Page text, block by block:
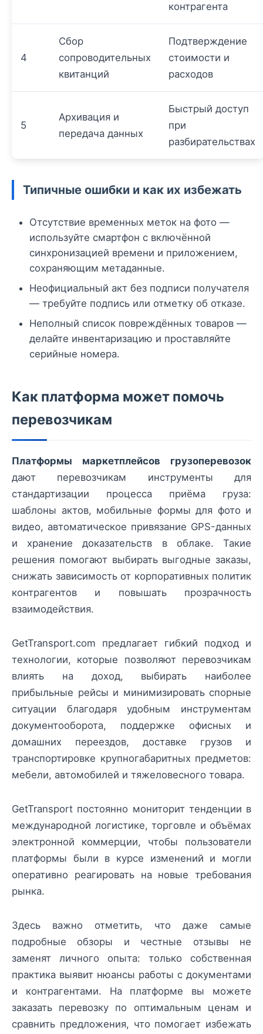
контрагента
4
Сбор
сопроводительных
квитанций
Подтверждение
стоимости и
расходов
5
Архивация и
передача данных
Быстрый доступ
при
разбирательствах
Типичные ошибки и как их избежать
Отсутствие временных меток на фото —
используйте смартфон с включённой
синхронизацией времени и приложением,
сохраняющим метаданные.
Неофициальный акт без подписи получателя
— требуйте подпись или отметку об отказе.
Неполный список повреждённых товаров —
делайте инвентаризацию и проставляйте
серийные номера.
Как платформа может помочь
перевозчикам
Платформы маркетплейсов грузоперевозок
дают перевозчикам инструменты для
стандартизации процесса приёма груза:
шаблоны актов, мобильные формы для фото и
видео, автоматическое привязание GPS-данных
и хранение доказательств в облаке. Такие
решения помогают выбирать выгодные заказы,
снижать зависимость от корпоративных политик
контрагентов и повышать прозрачность
взаимодействия.
GetTransport.com предлагает гибкий подход и
технологии, которые позволяют перевозчикам
влиять на доход, выбирать наиболее
прибыльные рейсы и минимизировать спорные
ситуации благодаря удобным инструментам
документооборота, поддержке офисных и
домашних переездов, доставке грузов и
транспортировке крупногабаритных предметов:
мебели, автомобилей и тяжеловесного товара.
GetTransport постоянно мониторит тенденции в
международной логистике, торговле и объёмах
электронной коммерции, чтобы пользователи
платформы были в курсе изменений и могли
оперативно реагировать на новые требования
рынка.
Здесь важно отметить, что даже самые
подробные обзоры и честные отзывы не
заменят личного опыта: только собственная
практика выявит нюансы работы с документами
и контрагентами. На платформе вы можете
заказать перевозку по оптимальным ценам и
сравнить предложения, что помогает избежать